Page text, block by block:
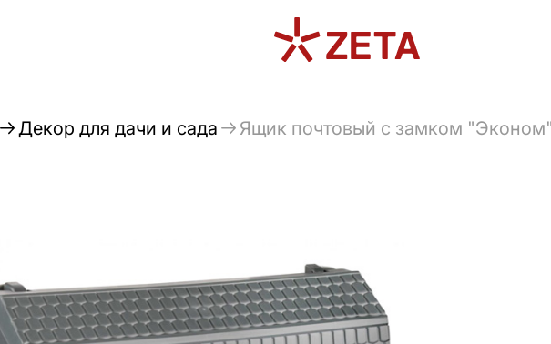
Декор для дачи и сада Ящик почтовый с замком